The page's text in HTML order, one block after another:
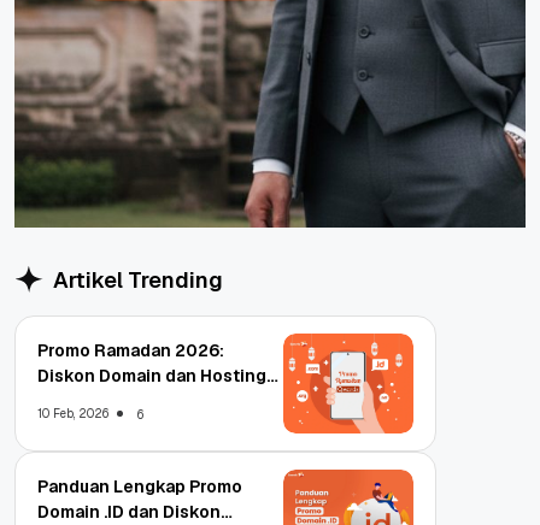
Artikel Trending
Promo Ramadan 2026:
Diskon Domain dan Hosting
10 Feb, 2026 6
Panduan Lengkap Promo
Domain .ID dan Diskon